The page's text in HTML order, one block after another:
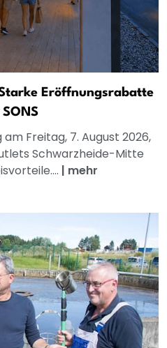
Eröffnungsrabatte
Freitag, 7. August 2026,
Schwarzheide-Mitte
| mehr